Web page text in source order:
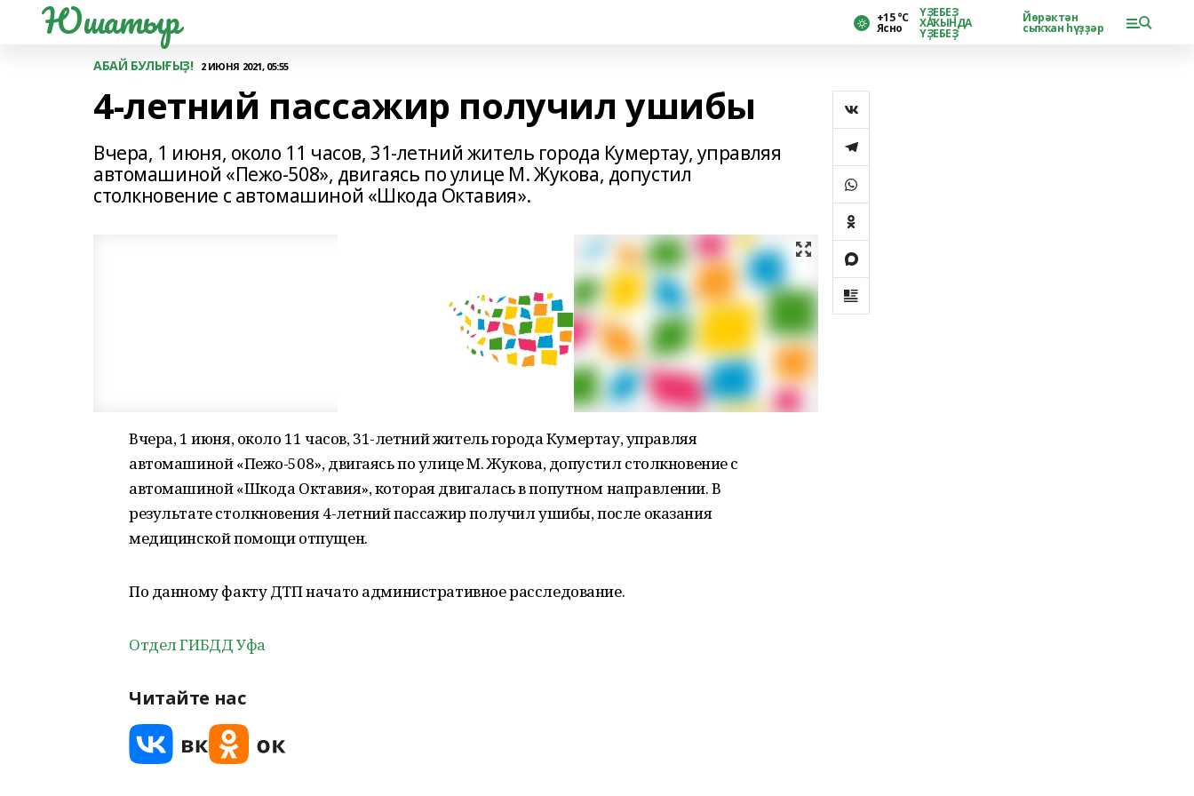
Юшатыр +15 °С
Ясно
ҮҘЕБЕҘ
ХАҠЫНДА
ҮҘЕБЕҘ
Йөрәктән
сыҡҡан һүҙҙәр
АБАЙ БУЛЫҒЫҘ! 2 ИЮНЯ 2021, 05:55
4-летний пассажир получил ушибы
Вчера, 1 июня, около 11 часов, 31-летний житель города Кумертау, управляя
автомашиной «Пежо-508», двигаясь по улице М. Жукова, допустил
столкновение с автомашиной «Шкода Октавия».
Вчера, 1 июня, около 11 часов, 31-летний житель города Кумертау, управляя
автомашиной «Пежо-508», двигаясь по улице М. Жукова, допустил столкновение с
автомашиной «Шкода Октавия», которая двигалась в попутном направлении. В
результате столкновения 4-летний пассажир получил ушибы, после оказания
медицинской помощи отпущен.
По данному факту ДТП начато административное расследование.
Отдел ГИБДД Уфа
Читайте нас